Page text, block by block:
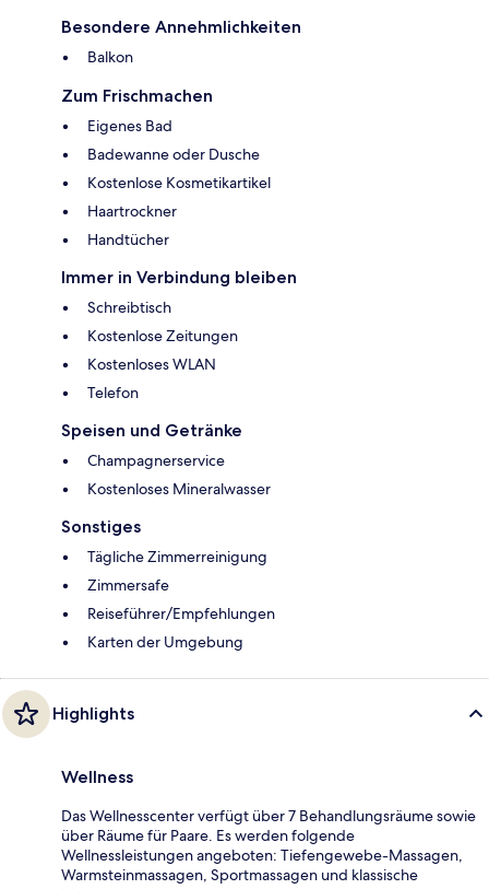
Besondere Annehmlichkeiten
Balkon
Zum Frischmachen
Eigenes Bad
Badewanne oder Dusche
Kostenlose Kosmetikartikel
Haartrockner
Handtücher
Immer in Verbindung bleiben
Schreibtisch
Kostenlose Zeitungen
Kostenloses WLAN
Telefon
Speisen und Getränke
Champagnerservice
Kostenloses Mineralwasser
Sonstiges
Tägliche Zimmerreinigung
Zimmersafe
Reiseführer/Empfehlungen
Karten der Umgebung
Highlights
Wellness
Das Wellnesscenter verfügt über 7 Behandlungsräume sowie
über Räume für Paare. Es werden folgende
Wellnessleistungen angeboten: Tiefengewebe-Massagen,
Warmsteinmassagen, Sportmassagen und klassische